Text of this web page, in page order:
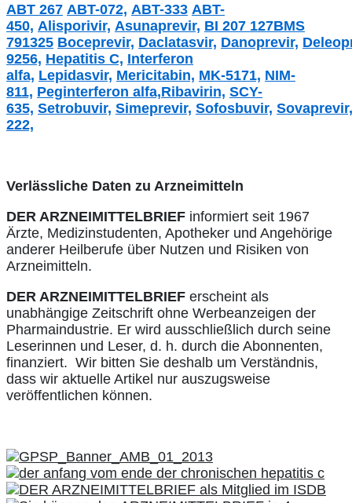
ABT 267 ABT-072, ABT-333 ABT-
450, Alisporivir, Asunaprevir, BI 207 127BMS
791325 Boceprevir, Daclatasvir, Danoprevir,
9256, Hepatitis C, Interferon
alfa, Lepidasvir, Mericitabin, MK-5171, NIM-
811, Peginterferon alfa,Ribavirin, SCY-
635, Setrobuvir, Simeprevir, Sofosbuvir, Sovaprevir,
222,
Verlässliche Daten zu Arzneimitteln
DER ARZNEIMITTELBRIEF informiert seit 1967
Ärzte, Medizinstudenten, Apotheker und Angehörige
anderer Heilberufe über Nutzen und Risiken von
Arzneimitteln.
DER ARZNEIMITTELBRIEF erscheint als
unabhängige Zeitschrift ohne Werbeanzeigen der
Pharmaindustrie. Er wird ausschließlich durch seine
Leserinnen und Leser, d. h. durch die Abonnenten,
finanziert. Wir bitten Sie deshalb um Verständnis,
dass wir aktuelle Artikel nur auszugsweise
veröffentlichen können.